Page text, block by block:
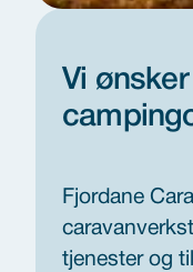
Vi
Fjordane
tjenester og